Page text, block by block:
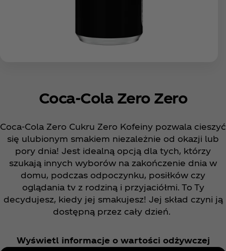
Coca‑Cola Zero Zero
Coca‑Cola Zero Cukru Zero Kofeiny pozwala cieszyć
się ulubionym smakiem niezależnie od okazji lub
pory dnia! Jest idealną opcją dla tych, którzy
szukają innych wyborów na zakończenie dnia w
domu, podczas odpoczynku, posiłków czy
oglądania tv z rodziną i przyjaciółmi. To Ty
decydujesz, kiedy jej smakujesz! Jej skład czyni ją
dostępną przez cały dzień.
Wyświetl informacje o wartości odżywczej